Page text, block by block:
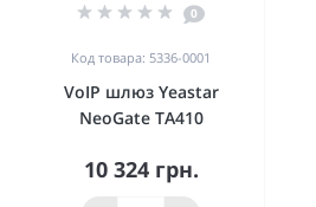
0
Код товара: 5336-0001
VoIP шлюз Yeastar
NeoGate TA410
10 324 грн.